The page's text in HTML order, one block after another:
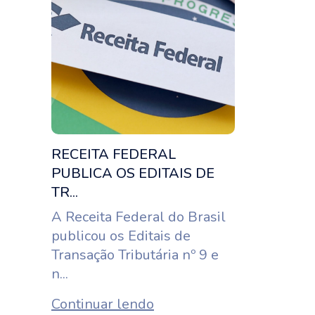
RECEITA FEDERAL
PUBLICA OS EDITAIS DE
TR...
A Receita Federal do Brasil
publicou os Editais de
Transação Tributária nº 9 e
n...
Continuar lendo